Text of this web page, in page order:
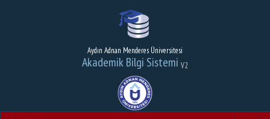
Aydın Adnan Menderes Üniversitesi
Akademik Bilgi Sistemi V2